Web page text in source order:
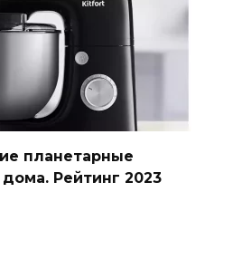
планетарные
Рейтинг 2023